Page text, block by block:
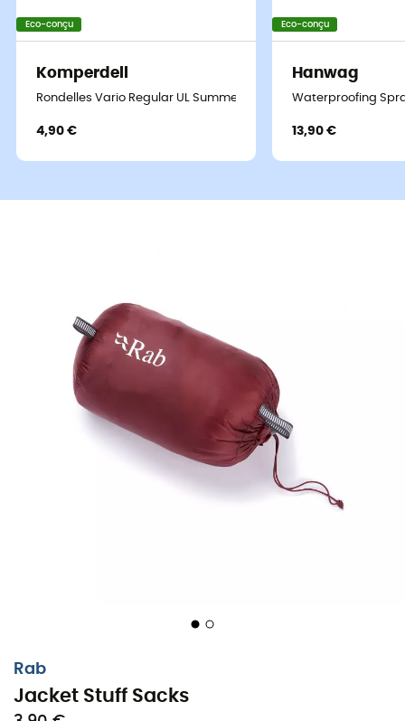
Eco-conçu
Komperdell
Rondelles Vario Regular UL Summer 7 cm Blister
4,90 €
Eco-conçu
Hanwag
Waterproofing
13,90 €
Rab
Jacket Stuff Sacks
Pour des affaires toujours bien organisées
Organisez facilement vos affaires jusqu'au moment où
vous en avez besoin.